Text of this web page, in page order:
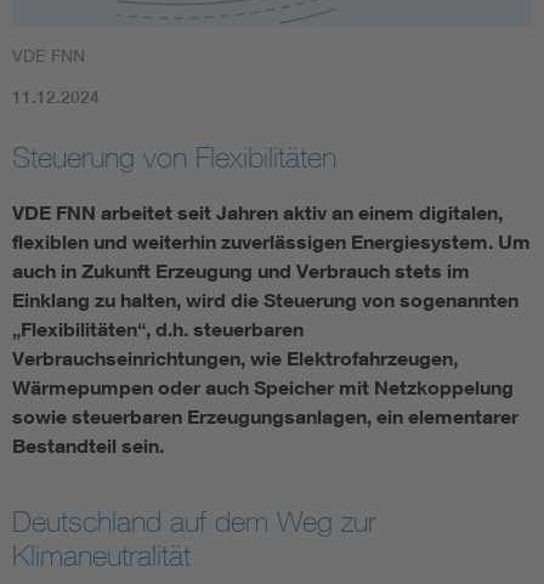
Mobility
Digitalisierung und Metering
Versorgungsqualität Stromnetze
Innovative Netztechnologien
Regelsetzung
VDE FNN
11.12.2024
Steuerung von Flexibilitäten
VDE FNN arbeitet seit Jahren aktiv an einem digitalen,
flexiblen und weiterhin zuverlässigen Energiesystem. Um
auch in Zukunft Erzeugung und Verbrauch stets im
Einklang zu halten, wird die Steuerung von sogenannten
„Flexibilitäten“, d.h. steuerbaren
Verbrauchseinrichtungen, wie Elektrofahrzeugen,
Wärmepumpen oder auch Speicher mit Netzkoppelung
sowie steuerbaren Erzeugungsanlagen, ein elementarer
Bestandteil sein.
Deutschland auf dem Weg zur
Klimaneutralität